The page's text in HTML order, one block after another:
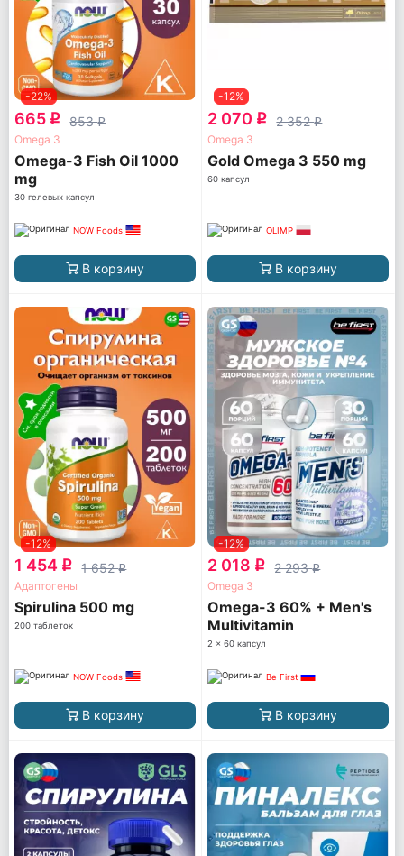
-22%
665 q 853q
Omega 3
Omega-3 Fish Oil 1000
mg
30 гелевых капсул
NOW Foods
В корзину
-12%
2 070 q 2 352q
Omega 3
Gold Omega 3 550 mg
60 капсул
OLIMP
В корзину
-12%
1 454 q 1 652q
Адаптогены
Spirulina 500 mg
200 таблеток
NOW Foods
В корзину
-12%
2 018 q 2 293q
Omega 3
Omega-3 60% + Men's
Multivitamin
2 x 60 капсул
Be First
В корзину